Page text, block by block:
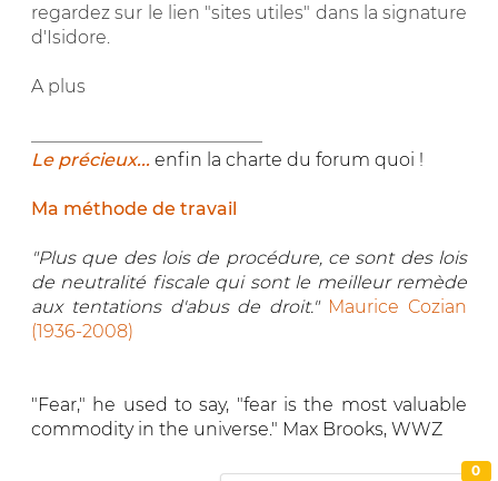
regardez sur le lien "sites utiles" dans la signature
d'Isidore.
A plus
Le précieux... enfin la charte du forum quoi !
Ma méthode de travail
"Plus que des lois de procédure, ce sont des lois
de neutralité fiscale qui sont le meilleur remède
aux tentations d'abus de droit." Maurice Cozian
(1936-2008)
"Fear," he used to say, "fear is the most valuable
commodity in the universe." Max Brooks, WWZ
0